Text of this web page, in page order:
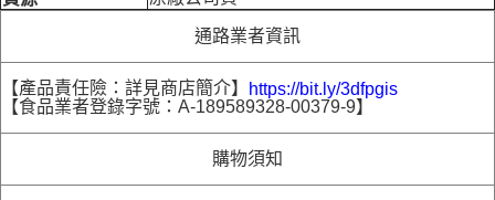
通路業者資訊
【產品責任險：詳見商店簡介】
https://bit.ly/3dfpgis
【食品業者登錄字號：A-189589328-00379-9】
購物須知